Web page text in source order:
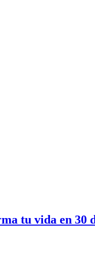
tu vida en 30